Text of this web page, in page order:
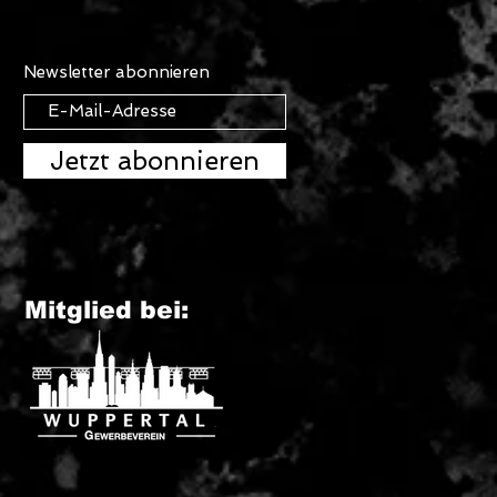
Newsletter abonnieren
Jetzt abonnieren
Mitglied bei: